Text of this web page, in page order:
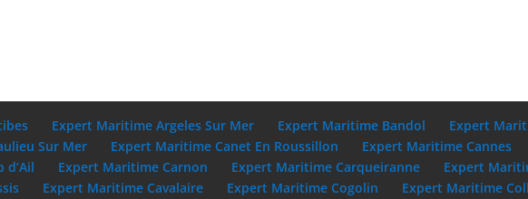
Expert Maritime Argeles Sur Mer Expert Maritime Bandol
Expert
Sur Mer
Expert Maritime Canet En Roussillon Expert Maritime Cannes
d’Ail
Expert Maritime Carnon Expert Maritime Carqueiranne Expert
Expert Maritime Cavalaire Expert Maritime Cogolin Expert Maritime